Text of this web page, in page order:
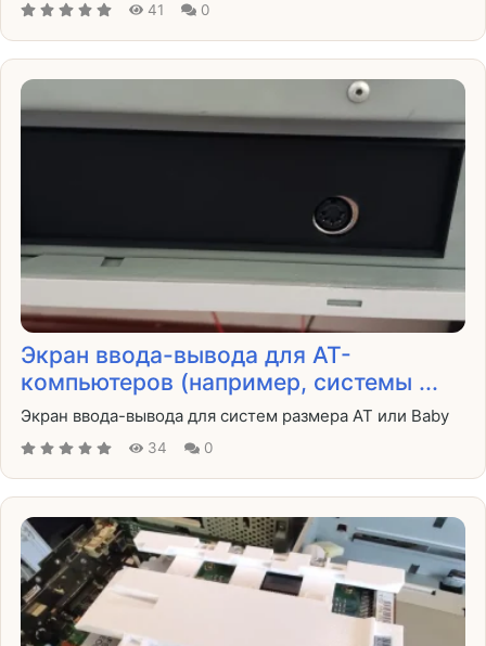
41 0
Экран ввода-вывода для AT-
компьютеров (например, системы ...
Экран ввода-вывода для систем размера AT или Baby
34 0